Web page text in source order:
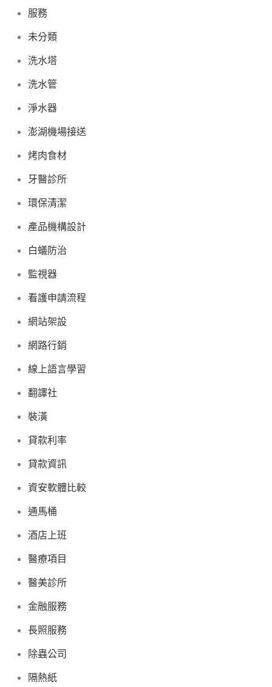
服務
未分類
洗水塔
洗水管
淨水器
澎湖機場接送
烤肉食材
牙醫診所
環保清潔
產品機構設計
白蟻防治
監視器
看護申請流程
網站架設
網路行銷
線上語言學習
翻譯社
裝潢
貸款利率
貸款資訊
資安軟體比較
通馬桶
酒店上班
醫療項目
醫美診所
金融服務
長照服務
除蟲公司
隔熱紙